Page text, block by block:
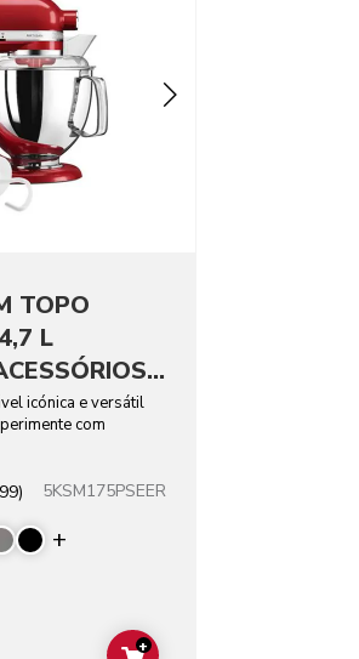
TOPO
L
icónica e versátil
com
5KSM175PSEER
Display more colors
+